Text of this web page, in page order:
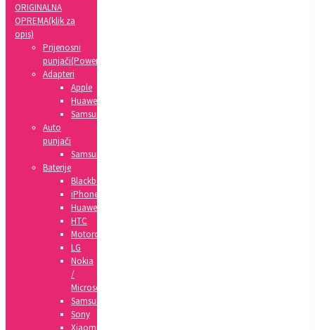
ORIGINALNA
OPREMA(klik za
opis)
Prijenosni
punjači(Powerbank)
Adapteri
Apple
Huawei
Samsung
Auto
punjači
Samsung
Baterije
Blackberry
iPhone
Huawei
HTC
Motorola
LG
Nokia
/
Microsoft
Samsung
Sony
Xiaomi